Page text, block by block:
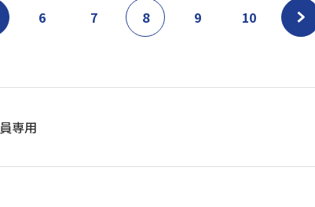
6 7 8 9 10
専用